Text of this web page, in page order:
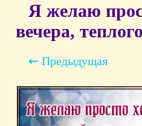
Я желаю
вечера,
⇜ Предыдущая